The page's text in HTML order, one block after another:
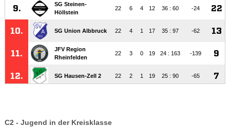
C2 - Jugend in der Kreisklasse